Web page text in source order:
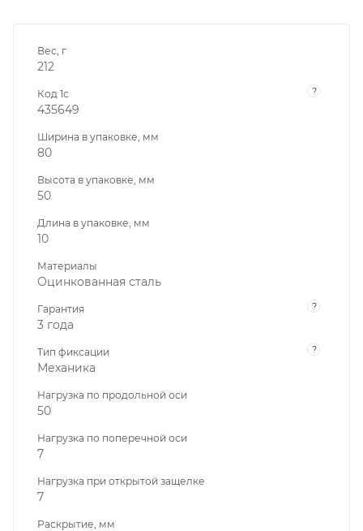
Вес, г
212
Код 1с ?
435649
Ширина в упаковке, мм
80
Высота в упаковке, мм
50
Длина в упаковке, мм
10
Материалы
Оцинкованная сталь
Гарантия ?
3 года
Тип фиксации ?
Механика
Нагрузка по продольной оси
50
Нагрузка по поперечной оси
7
Нагрузка при открытой защелке
7
Раскрытие, мм